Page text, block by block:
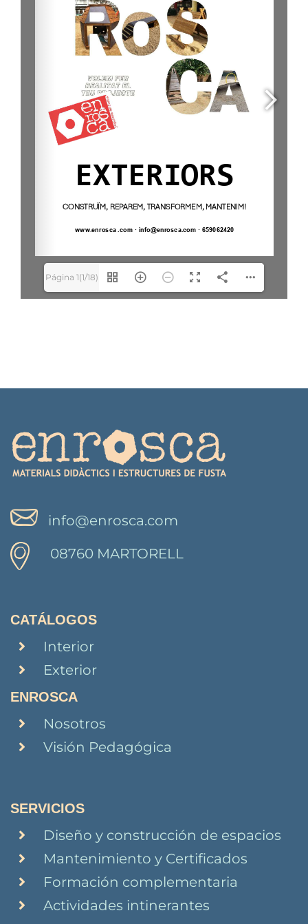
Página 1(1/18)
info@enrosca.com
08760 MARTORELL
CATÁLOGOS
Interior
Exterior
ENROSCA
Nosotros
Visión Pedagógica
SERVICIOS
Diseño y construcción de espacios
Mantenimiento y Certificados
Formación complementaria
Actividades intinerantes